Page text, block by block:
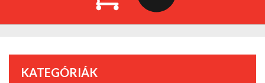
KATEGÓRIÁK